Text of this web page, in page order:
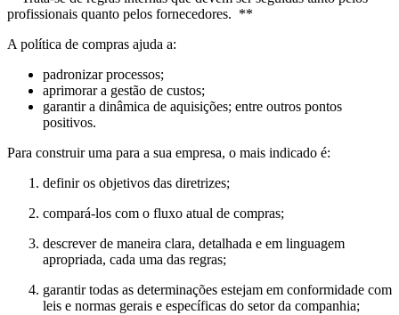
profissionais quanto pelos fornecedores. **
A política de compras ajuda a:
padronizar processos;
aprimorar a gestão de custos;
garantir a dinâmica de aquisições; entre outros pontos
positivos.
Para construir uma para a sua empresa, o mais indicado é:
definir os objetivos das diretrizes;
compará-los com o fluxo atual de compras;
descrever de maneira clara, detalhada e em linguagem
apropriada, cada uma das regras;
garantir todas as determinações estejam em conformidade com
leis e normas gerais e específicas do setor da companhia;